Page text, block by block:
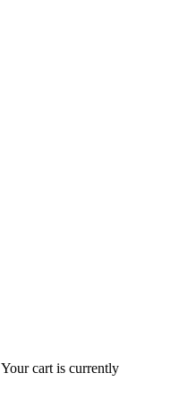
Your cart is currently